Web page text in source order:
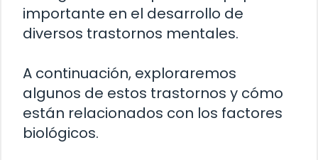
importante en el desarrollo de
diversos trastornos mentales.
A continuación, exploraremos
algunos de estos trastornos y cómo
están relacionados con los factores
biológicos.